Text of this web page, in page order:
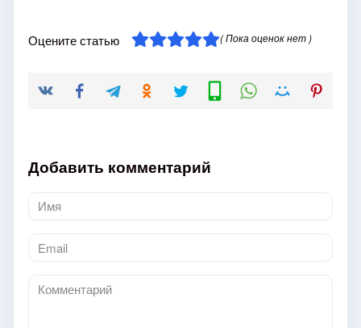
Оцените статью ( Пока оценок нет )
Добавить комментарий
Имя
*
Email
*
Комментарий